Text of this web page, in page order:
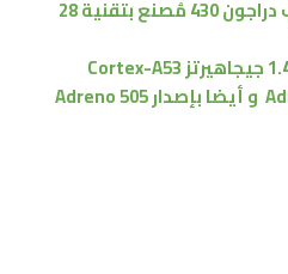
430
و أيضا بإصدار Adreno505